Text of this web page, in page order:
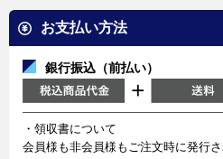
お支払い方法
銀行振込（前払い）
・領収書について
会員様も非会員様もご注文時に発行